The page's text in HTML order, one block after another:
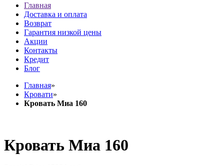
Главная
Доставка и оплата
Возврат
Гарантия низкой цены
Акции
Контакты
Кредит
Блог
Главная»
Кровати»
Кровать Миа 160
Кровать Миа 160